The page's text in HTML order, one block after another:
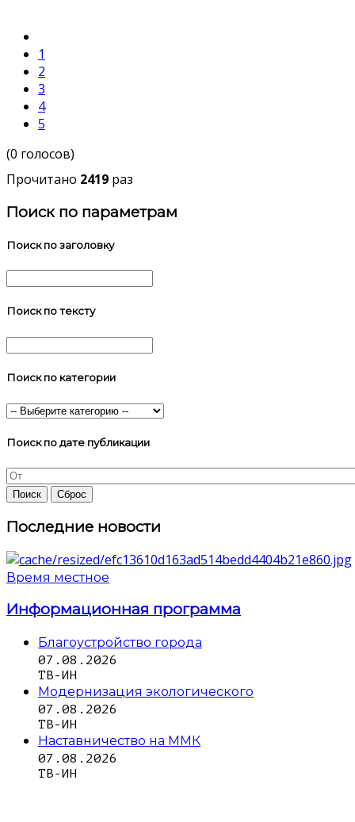
1
2
3
4
5
(0 голосов)
Прочитано 2419 раз
Поиск по параметрам
Поиск по заголовку
Поиск по тексту
Поиск по категории
Поиск по дате публикации
Последние новости
Время местное
Информационная программа
Благоустройство города
07.08.2026
ТВ-ИН
Модернизация экологического
07.08.2026
ТВ-ИН
Наставничество на ММК
07.08.2026
ТВ-ИН